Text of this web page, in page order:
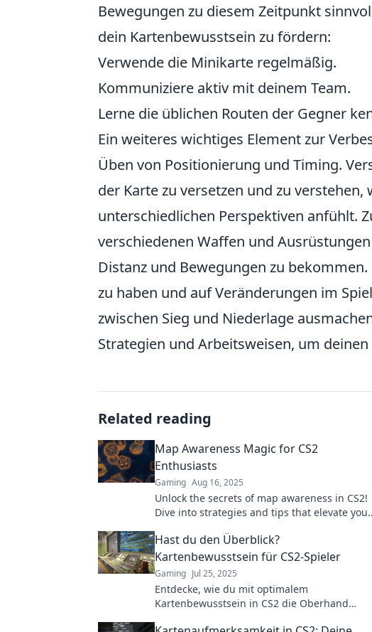
Bewegungen zu diesem Zeitpunkt
dein Kartenbewusstsein zu fördern:
Verwende die Minikarte regelmäßig.
Kommuniziere aktiv mit deinem Team.
Lerne die üblichen Routen der Gegner
Ein weiteres wichtiges Element zur
Üben von Positionierung und Timing.
der Karte zu versetzen und zu verstehen,
unterschiedlichen Perspektiven anfühlt.
verschiedenen Waffen und
Distanz und Bewegungen zu
zu haben und auf Veränderungen im
zwischen Sieg und Niederlage
Strategien und Arbeitsweisen, um deinen
Related reading
Map Awareness Magic for CS2
Enthusiasts
Gaming Aug 16, 2025
Unlock the secrets of map awareness in CS2!
Dive into strategies and tips that elevate your
Hast du den Überblick?
Kartenbewusstsein für CS2-Spieler
Gaming Jul 25, 2025
Entdecke, wie du mit optimalem
Kartenbewusstsein in CS2 die Oberhand